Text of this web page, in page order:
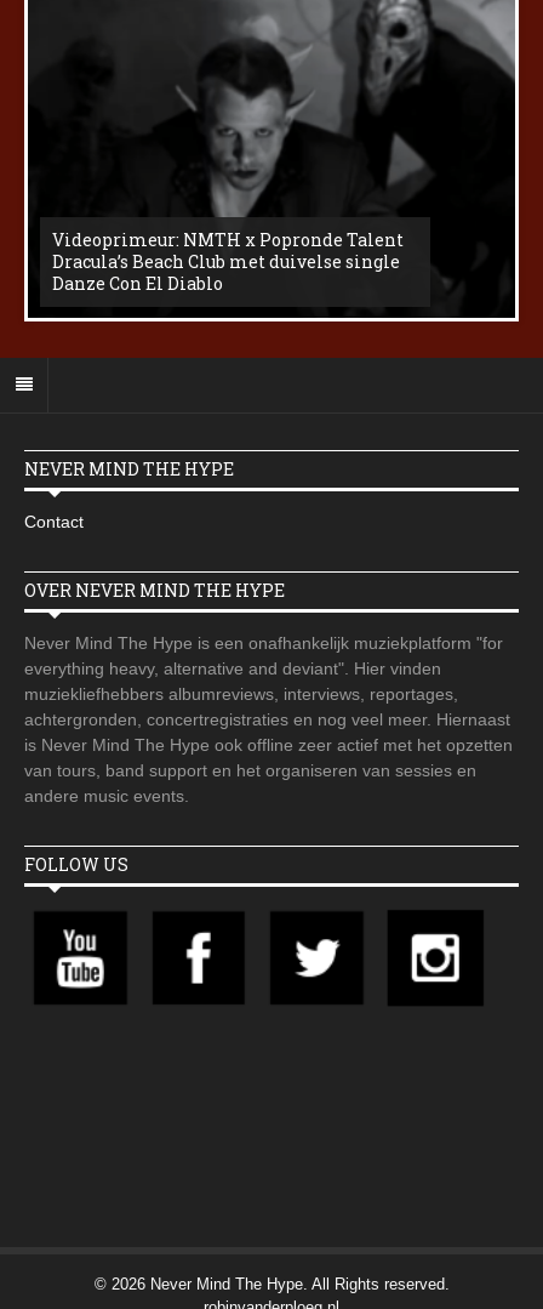
Videoprimeur: NMTH x Popronde Talent
Dracula’s Beach Club met duivelse single
Danze Con El Diablo
NEVER MIND THE HYPE
Contact
OVER NEVER MIND THE HYPE
Never Mind The Hype is een onafhankelijk muziekplatform "for
everything heavy, alternative and deviant". Hier vinden
muziekliefhebbers albumreviews, interviews, reportages,
achtergronden, concertregistraties en nog veel meer. Hiernaast
is Never Mind The Hype ook offline zeer actief met het opzetten
van tours, band support en het organiseren van sessies en
andere music events.
FOLLOW US
© 2026 Never Mind The Hype. All Rights reserved.